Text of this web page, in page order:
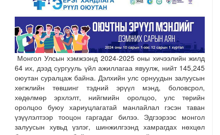
Монгол Улсын хэмжээнд 2024-2025 оны хичээлийн жилд
64 их, дээд сургууль үйл ажиллагаа явуулж, нийт 145,245
оюутан суралцаж байна. Дэлхийн улс орнуудын залуусын
хөгжлийн төвшинг тэдний эрүүл мэнд, боловсрол,
хөдөлмөр эрхлэлт, нийгмийн оролцоо, улс төрийн
оролцоо буюу хариуцлагатай манлайлал гэсэн таван
үзүүлэлтээр тооцон гаргадаг билээ. Эдгээрээс монгол
залуусын хувьд үзлэг, шинжилгээнд хамрагдах нөхцөл